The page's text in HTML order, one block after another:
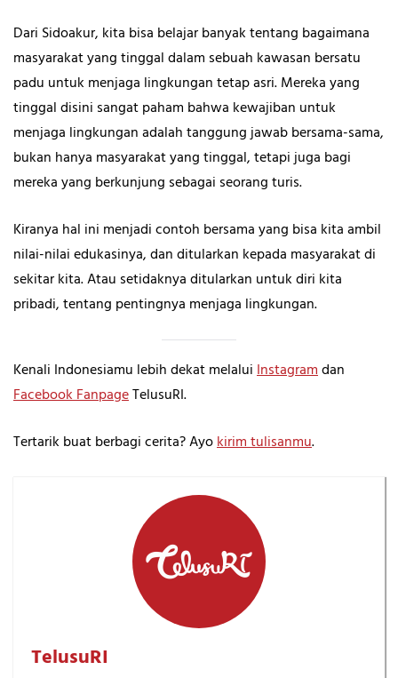
Dari Sidoakur, kita bisa belajar banyak tentang bagaimana
masyarakat yang tinggal dalam sebuah kawasan bersatu
padu untuk menjaga lingkungan tetap asri. Mereka yang
tinggal disini sangat paham bahwa kewajiban untuk
menjaga lingkungan adalah tanggung jawab bersama-sama,
bukan hanya masyarakat yang tinggal, tetapi juga bagi
mereka yang berkunjung sebagai seorang turis.
Kiranya hal ini menjadi contoh bersama yang bisa kita ambil
nilai-nilai edukasinya, dan ditularkan kepada masyarakat di
sekitar kita. Atau setidaknya ditularkan untuk diri kita
pribadi, tentang pentingnya menjaga lingkungan.
Kenali Indonesiamu lebih dekat melaluiInstagramdan
Facebook FanpageTelusuRI.
Tertarik buat berbagi cerita? Ayokirim tulisanmu.
TelusuRI